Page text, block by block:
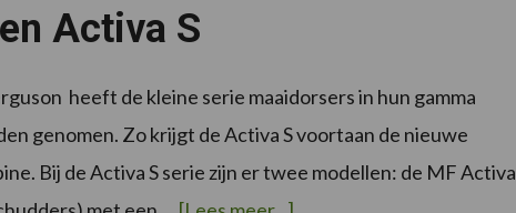
Activa S
heeft de kleine serie maaidorsers in hun gamma
genomen. Zo krijgt de Activa S voortaan de nieuwe
Bij de Activa S serie zijn er twee modellen: de MF Activa